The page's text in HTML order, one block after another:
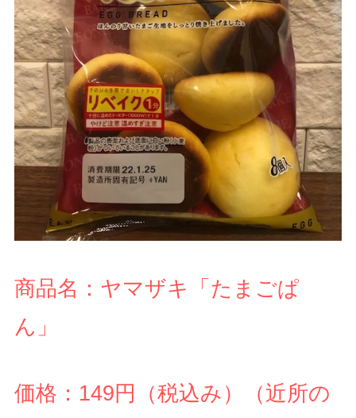
商品名：ヤマザキ「たまごぱ
ん」
価格：149円（税込み）（近所の